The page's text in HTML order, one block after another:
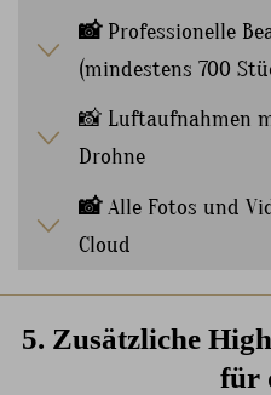
📸Professionelle
(mindestens 700
📸 Luftaufnahmen
Drohne
📸Alle Fotos und
Cloud
5. Zusätzliche
für